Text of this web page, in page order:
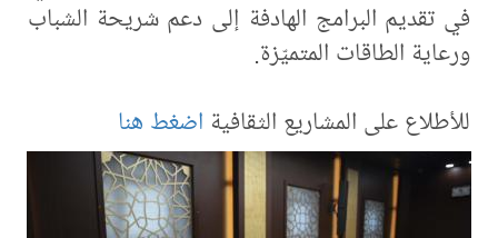
في تقديم البرامج الهادفة إلى دعم شريحة الشباب
ورعاية الطاقات المتميّزة.
للأطلاع على المشاريع الثقافية اضغط هنا